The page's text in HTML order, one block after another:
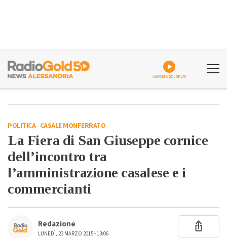
ASCOLTA GOLDPLAY
POLITICA-CASALE MONFERRATO
La Fiera di San Giuseppe cornice
dell’incontro tra
l’amministrazione casalese e i
commercianti
Redazione
LUNEDÌ, 23 MARZO 2015 - 13:06